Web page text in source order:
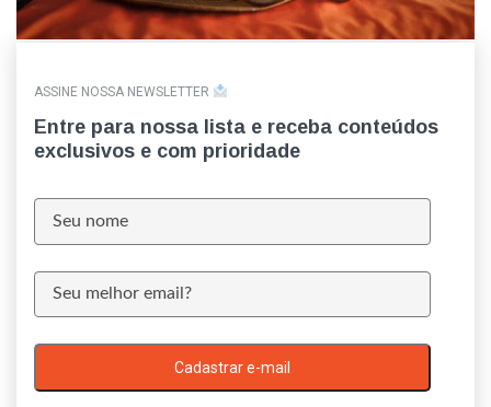
ASSINE NOSSA NEWSLETTER
Entre para nossa lista e receba conteúdos
exclusivos e com prioridade
Cadastrar e-mail